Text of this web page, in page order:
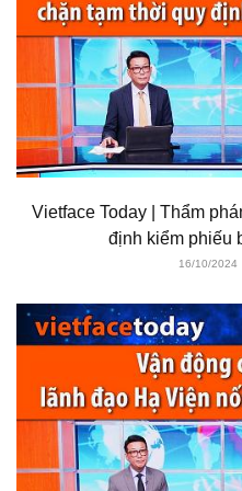
Vietface Today | Thẩm
định kiểm phiếu
16/10/2024